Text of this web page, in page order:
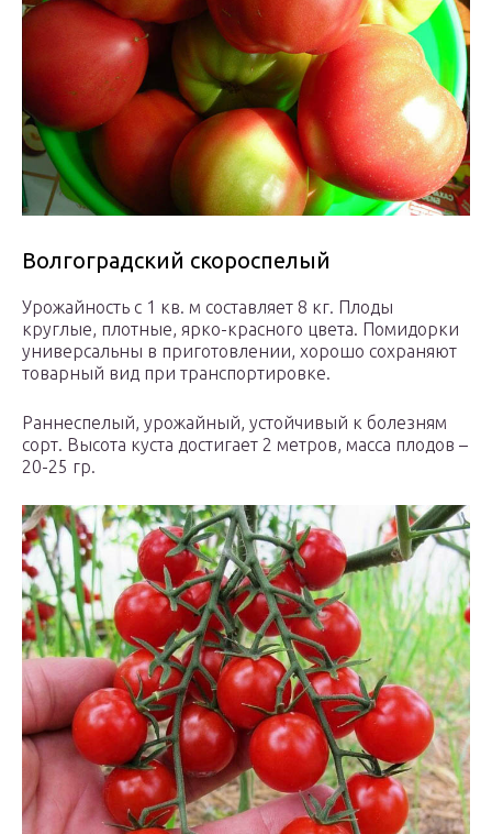
Волгоградский скороспелый
Урожайность с 1 кв. м составляет 8 кг. Плоды
круглые, плотные, ярко-красного цвета. Помидорки
универсальны в приготовлении, хорошо сохраняют
товарный вид при транспортировке.
Раннеспелый, урожайный, устойчивый к болезням
сорт. Высота куста достигает 2 метров, масса плодов –
20-25 гр.